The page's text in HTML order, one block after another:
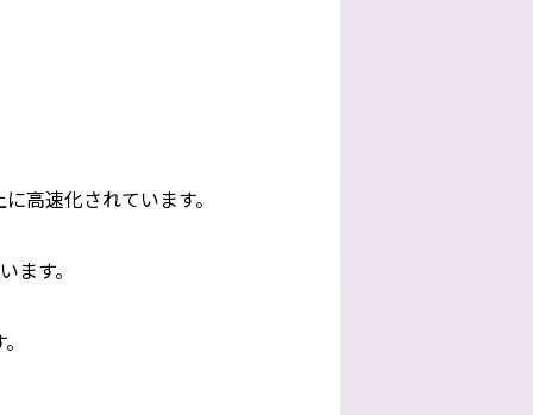
高速化されています。
ます。